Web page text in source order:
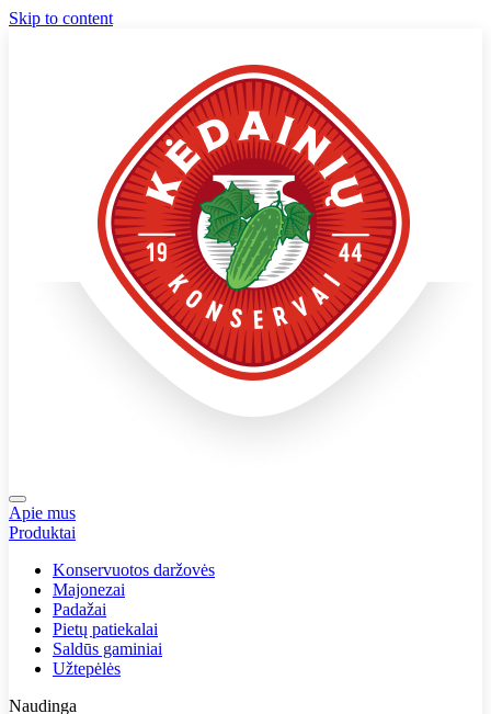
Skip to content
Apie mus
Produktai
Konservuotos daržovės
Majonezai
Padažai
Pietų patiekalai
Saldūs gaminiai
Užtepėlės
Naudinga